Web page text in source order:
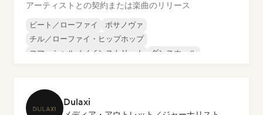
アーティストとの契約または楽曲のリリース
ビート／ローファイ
ボサノヴァ
チル／ローファイ・ヒップホップ
コマーシャル／メインストリーム
ダンスホール
Dulaxi